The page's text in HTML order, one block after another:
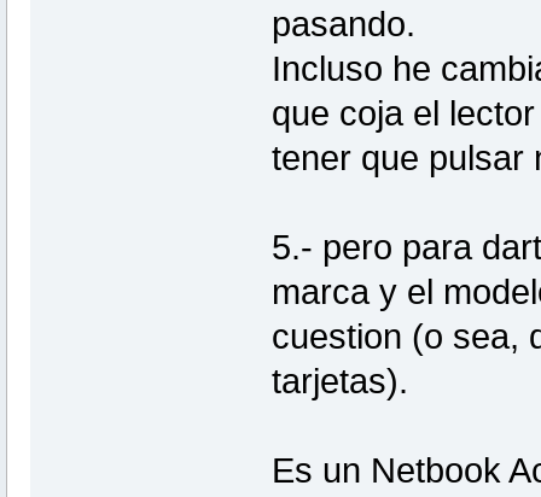
pasando.
Incluso he
que coja el
tener que pulsar
5.- pero para
marca y el
cuestion (o sea,
tarjetas).
Es un Netbook